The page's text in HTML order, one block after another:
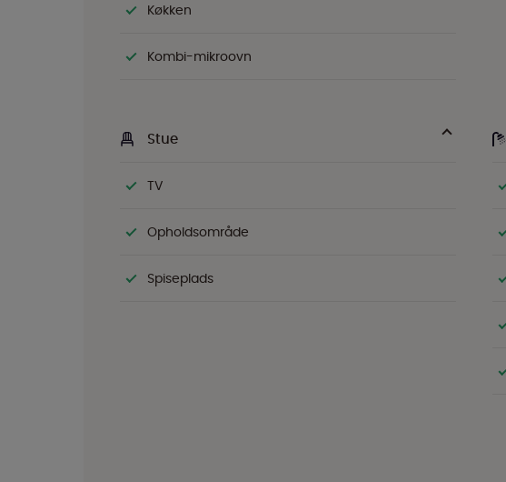
Køkken
Kombi-mikroovn
Stue
TV
Opholdsområde
Spiseplads